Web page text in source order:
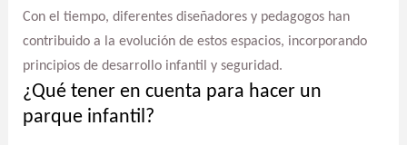
Con el tiempo, diferentes diseñadores y pedagogos han
contribuido a la evolución de estos espacios, incorporando
principios de desarrollo infantil y seguridad.
¿Qué tener en cuenta para hacer un
parque infantil?